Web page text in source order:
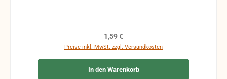
Regulärer Preis:
1,59 €
Preise inkl. MwSt. zzgl. Versandkosten
In den Warenkorb